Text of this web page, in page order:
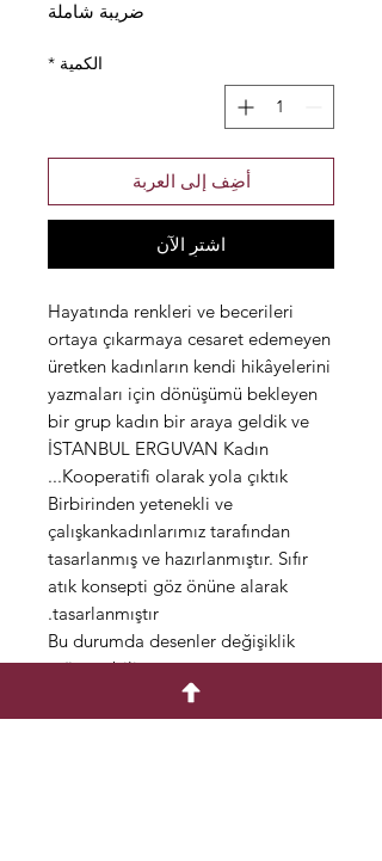
ضريبة شاملة
الكمية *
أضِف إلى العربة
اشترِ الآن
Hayatında renkleri ve becerileri
ortaya çıkarmaya cesaret edemeyen
üretken kadınların kendi hikâyelerini
yazmaları için dönüşümü bekleyen
bir grup kadın bir araya geldik ve
İSTANBUL ERGUVAN Kadın
Kooperatifi olarak yola çıktık...
Birbirinden yetenekli ve
çalışkankadınlarımız tarafından
tasarlanmış ve hazırlanmıştır. Sıfır
atık konsepti göz önüne alarak
tasarlanmıştır.
Bu durumda desenler değişiklik
gösterebilir.
konseptlerdekullanıma uygundur.